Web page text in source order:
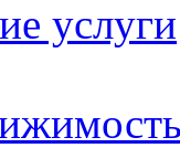
услуги